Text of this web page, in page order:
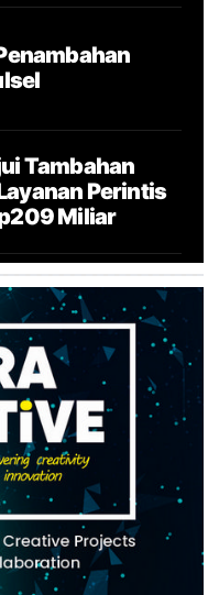
Tambahan
Perintis
Miliar